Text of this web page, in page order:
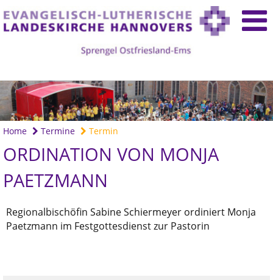
Home Termine Termin
ORDINATION VON MONJA
PAETZMANN
Regionalbischöfin Sabine Schiermeyer ordiniert Monja
Paetzmann im Festgottesdienst zur Pastorin